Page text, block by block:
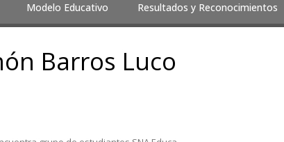
Modelo Educativo Resultados y Reconocimientos
Barros Luco